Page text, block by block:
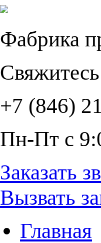
Фабрика
+7 (846)
Пн-Пт с
Заказать
Вызвать
Главная